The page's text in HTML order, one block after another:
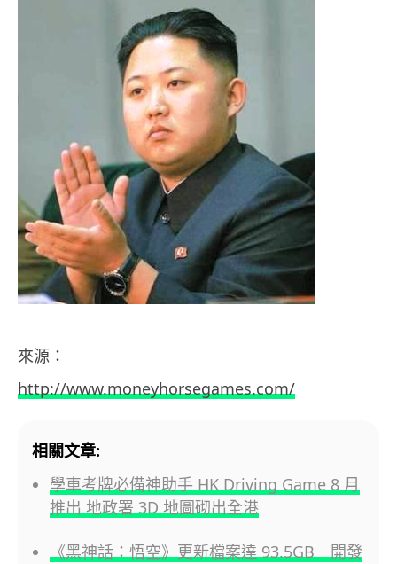
來源：
http://www.moneyhorsegames.com/
相關文章:
學車考牌必備神助手 HK Driving Game 8 月
推出 地政署 3D 地圖砌出全港
《黑神話：悟空》更新檔案達 93.5GB 開發